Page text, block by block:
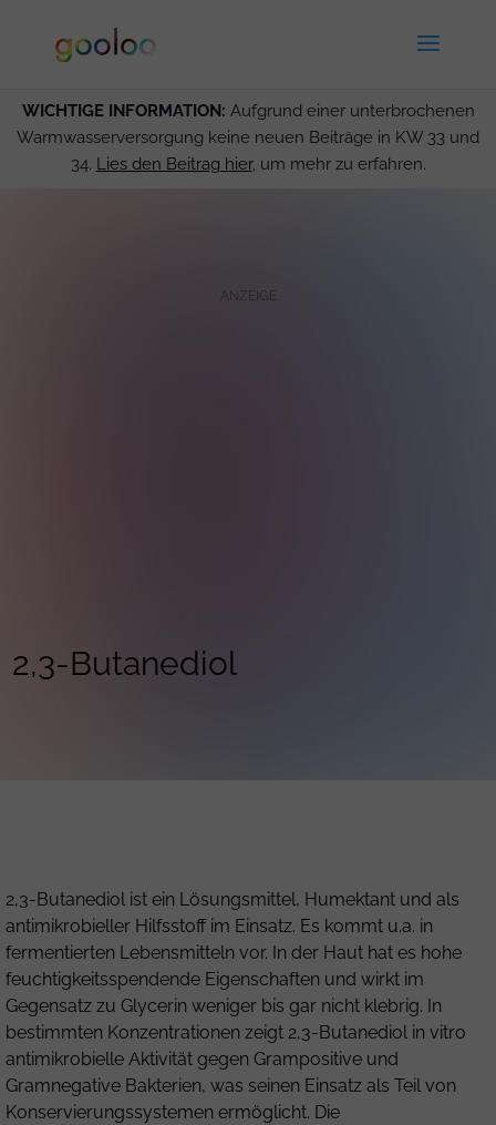
WICHTIGE INFORMATION: Aufgrund einer unterbrochenen
Warmwasserversorgung keine neuen Beiträge in KW 33 und
34. Lies den Beitrag hier, um mehr zu erfahren.
2,3-Butanediol
2,3-Butanediol ist ein Lösungsmittel, Humektant und als
antimikrobieller Hilfsstoff im Einsatz. Es kommt u.a. in
fermentierten Lebensmitteln vor. In der Haut hat es hohe
feuchtigkeitsspendende Eigenschaften und wirkt im
Gegensatz zu Glycerin weniger bis gar nicht klebrig. In
bestimmten Konzentrationen zeigt 2,3-Butanediol in vitro
antimikrobielle Aktivität gegen Grampositive und
Gramnegative Bakterien, was seinen Einsatz als Teil von
Konservierungssystemen ermöglicht. Die